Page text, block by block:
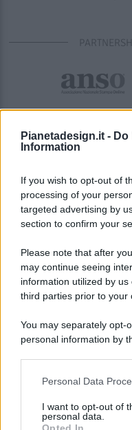
Pianetadesign.it - Do
Information
If you wish to opt-out of
processing of your
targeted advertising by
section to confirm your
Please note that after
may continue seeing
information utilized by
third parties prior to your
You may separately opt-
personal information by
This information may
disclose it to other third
Personal Data
I want to opt-out of
personal data.
© 2026 - Pianeta
Registrata Al Tribunale
ISCRIZIONE AL ROC
(ASSOCIAZIONE